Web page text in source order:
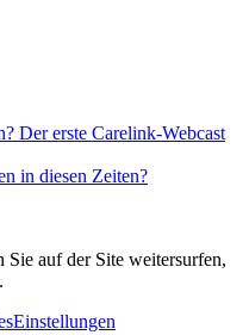
Der erste Carelink-Webcast
in diesen Zeiten?
Sie auf der Site weitersurfen,
Einstellungen